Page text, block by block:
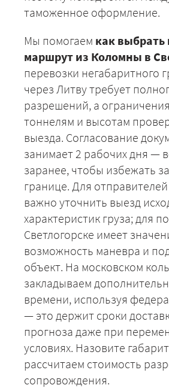
таможенное оформление.
Мы помогаем как
маршрут из Коломны в
перевозки негабаритного
через Литву требует
разрешений, а
тоннелям и высотам
выезда. Согласование
занимает 2 рабочих дня —
заранее, чтобы избежать
границе. Для
важно уточнить выезд
характеристик груза; для
Светлогорске имеет
возможность маневра и
объект. На московском
закладываем
времени, используя
— это держит сроки
прогноза даже при
условиях. Назовите
рассчитаем стоимость
сопровождения.
+7
ЗАКАЗАТЬ